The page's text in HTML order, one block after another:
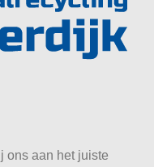
ons aan het juiste